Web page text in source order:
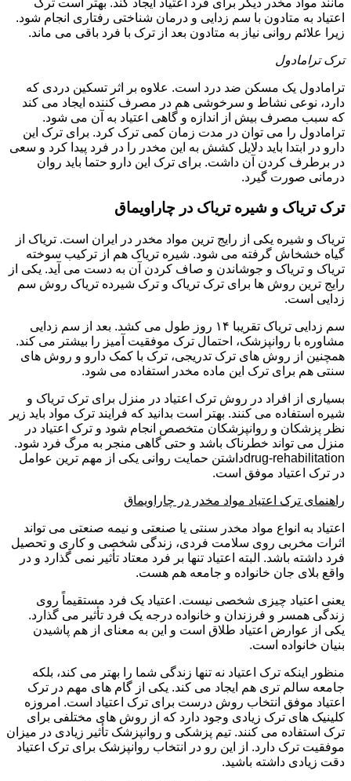
مانند مواد مخدر دیکر برای فرد اعتیاد ایجاد کند. بهتر است ترک
اعتیاد به متادون با سم زدایی و درمان شناختی رفتاری انجام شود.
زیرا علائم روانی نیاز به متادون بعد از ترک با فرد باقی می ماند.
ترک ترامادول
ترامادول یک مسکن ضد درد است. علاوه بر اثر تسکین دردی که
دارد، نوعی نشاط و سرخوشی هم در مصرف کننده ایجاد می کند
که سبب مصرف بیش از اندازه و گاهی اعتیاد به آن می شود.
ترامادول را می توان در مدت زمان کمی ترک کرد. برای ترک این
دارو در ابتدا باید دلایل کشش به این مخدر را در فرد پیدا کرد و سعی
در برطرف کردن آن داشت. برای ترک این دارو حتما باید روان
درمانی صورت گیرد.
ترک تریاک و شیره تریاک در چاراویماق
تریاک و شیره یکی از رایج ترین مواد مخدر در ایران است. تریاک از
گیاه خشخاش گرفته می شود. شیره تریاک هم از ترکیب سوخته
تریاک و تریاک و جوشاندن و صاف کردن آن به دست می آید. یکی از
رایج ترین روش ها برای ترک تریاک و ترک شیرده تریاک روش سم
زدایی است.
سم زدایی تریاک تقریبا ۱۴ روز طول می کشد. بعد از سم زدایی
مشاوره با روانپزشک، احتمال ترک موفقیت آمیز را بیشتر می کند.
همچنین از روش های ترک تدریجی، ترک با کمک دارو و روش های
سنتی هم برای ترک این ماده مخدر استفاده می شود.
بسیاری از افراد در روش ترک اعتیاد در منزل برای ترک تریاک و
شیره استفاده می کنند. بهتر است بدانید که فرایند ترک مواد باید زیر
نظر پزشکان و روانپزشکان متخصص انجام شود و ترک اعتیاد در
منزل می تواند خطرناک باشد و حتی گاهی منجر به مرگ فرد شود.
drug-rehabilitationداشتن حمایت روانی یکی از مهم ترین عوامل
در ترک اعتیاد موفق است.
راهنمای ترک اعتیاد مواد مخدر در چاراویماق
اعتیاد به انواع مواد مخدر سنتی یا صنعتی و نیمه صنعتی می تواند
اثرات مخربی روی سلامت فردی، زندگی شخصی و کاری و تحصیل
فرد داشته باشد. البته اعتیاد تنها بر فرد معتاد تأثیر نمی گذارد و در
واقع بلای جان خانواده و جامعه هم هست.
یعنی اعتیاد چیزی شخصی نیست. اعتیاد یک فرد مستقیماً روی
زندگی همسر و فرزندان و خانواده درجه یک فرد تأثیر می گذارد.
یکی از عوارض اعتیاد طلاق است و این به معنای از هم پاشیدن
بنیان خانواده است.
منظور اینکه ترک اعتیاد نه تنها زندگی شما را بهتر می کند، بلکه
جامعه سالم تری هم ایجاد می کند. یکی از گام های مهم در ترک
اعتیاد موفق انتخاب روش درست برای ترک اعتیاد است. امروزه
کلینیک های ترک زیادی وجود دارد که از روش های مختلفی برای
ترک استفاده می کنند. تیم پزشکی و روانپزشک تأثیر زیادی در میزان
موفقیت ترک دارد. از این رو در انتخاب روانپزشک برای ترک اعتیاد
دقت زیادی داشته باشید.